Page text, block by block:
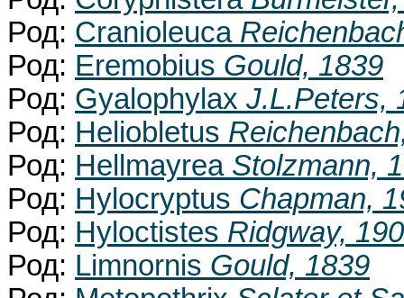
Род: Cranioleuca
Род: Eremobius Gould, 1839
Род: Gyalophylax J.L.Peters,
Род: Heliobletus
Род: Hellmayrea Stolzmann,
Род: Hylocryptus Chapman,
Род: Hyloctistes Ridgway,
Род: Limnornis Gould, 1839